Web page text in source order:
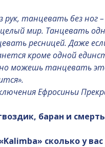
рук, танцевать без ног
мир. Танцевать
ресницей. Даже
кроме одной
можешь танцевать
Ефросиньи
баран и смерть
сколько у